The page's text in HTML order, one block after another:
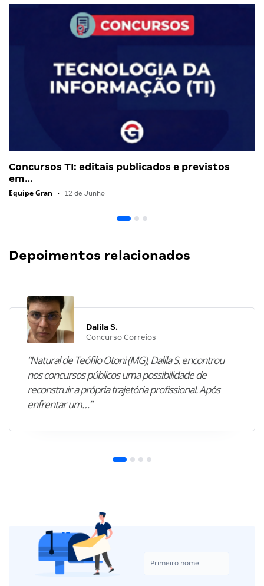
Concursos TI: editais publicados e previstos
em…
Equipe Gran • 12 de Junho
Depoimentos relacionados
Dalila S.
Concurso Correios
“Natural de Teófilo Otoni (MG), Dalila S. encontrou
nos concursos públicos uma possibilidade de
reconstruir a própria trajetória profissional. Após
enfrentar um…”